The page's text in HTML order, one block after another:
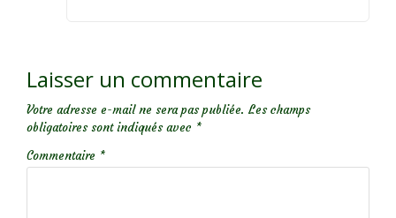
Laisser un commentaire
Votre adresse e-mail ne sera pas publiée. Les champs
obligatoires sont indiqués avec *
Commentaire *